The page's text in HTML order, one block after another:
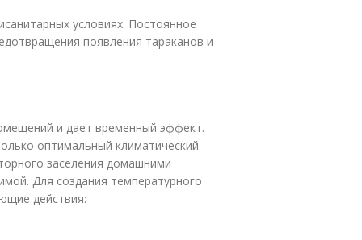
условиях. Постоянное
появления тараканов и
и дает временный эффект.
оптимальный климатический
заселения домашними
Для создания температурного
действия: